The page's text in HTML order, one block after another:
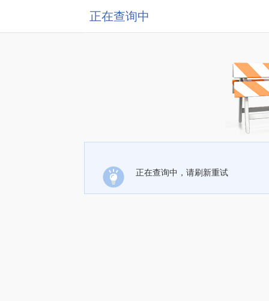
正在查询中
正在查询中，请刷新重试